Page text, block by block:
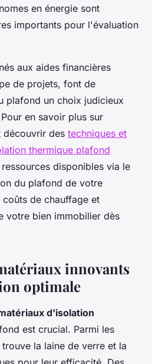
en énergie sont
importants pour l'évaluation
aux aides financières
de projets, font de
plafond un choix judicieux
en savoir plus sur
découvrir des techniques et
thermique plafond
disponibles via le
du plafond de votre
de chauffage et
votre bien immobilier dès
innovants
optimale
d'isolation
est crucial. Parmi les
la laine de verre et la